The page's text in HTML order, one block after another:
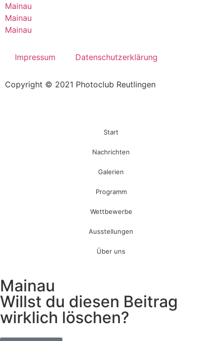
Mainau
Mainau
Mainau
Impressum Datenschutzerklärung
Copyright © 2021 Photoclub Reutlingen
Start
Nachrichten
Galerien
Programm
Wettbewerbe
Ausstellungen
Über uns
Mainau
Willst du diesen Beitrag
wirklich löschen?